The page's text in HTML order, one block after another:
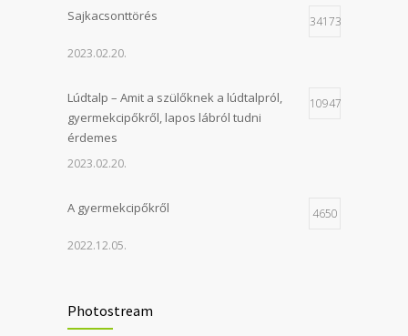
Sajkacsonttörés 34173
2023.02.20.
Lúdtalp – Amit a szülőknek a lúdtalpról,
gyermekcipőkről, lapos lábról tudni
érdemes
10947
2023.02.20.
A gyermekcipőkről 4650
2022.12.05.
2023.06.20.
Photostream